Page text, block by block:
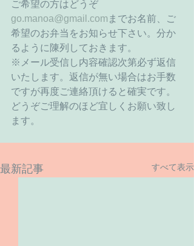
ご希望の方はどうぞ
go.manoa@gmail.com までお名前、ご
希望のお弁当をお知らせ下さい。分か
るように陳列しておきます。
※メール受信し内容確認次第必ず返信
いたします。返信が無い場合はお手数
ですが再度ご連絡頂けると確実です。
どうぞご理解のほど宜しくお願い致し
ます。
最新記事 すべて表示